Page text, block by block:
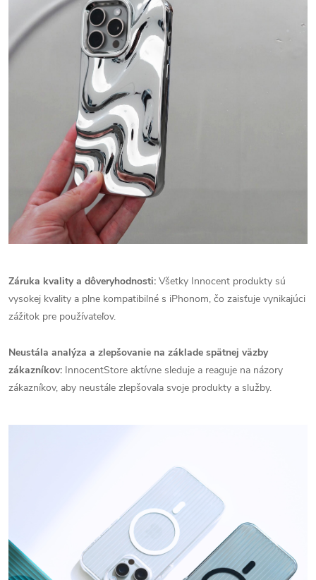
Záruka kvality a dôveryhodnosti: Všetky Innocent produkty sú
vysokej kvality a plne kompatibilné s iPhonom, čo zaisťuje vynikajúci
zážitok pre používateľov.
Neustála analýza a zlepšovanie na základe spätnej väzby
zákazníkov: InnocentStore aktívne sleduje a reaguje na názory
zákazníkov, aby neustále zlepšovala svoje produkty a služby.